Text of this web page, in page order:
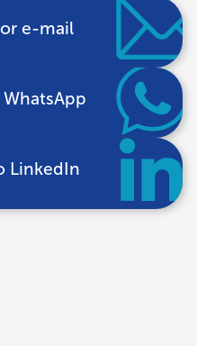
e-mail
LinkedIn